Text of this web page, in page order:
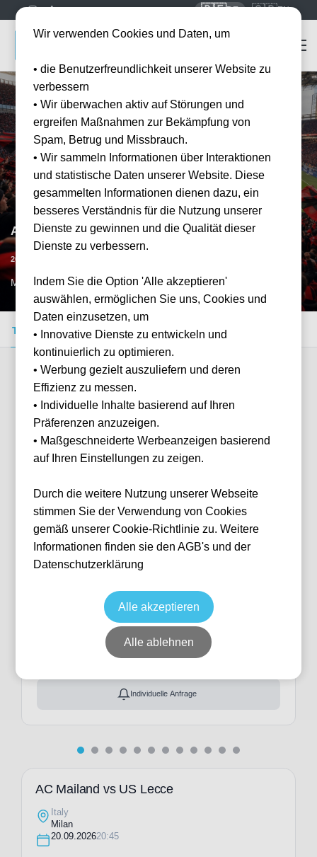
🇩🇪DE 🇬🇧EN
AC Mailand vs US Lecce
20.09.2026
MIL, IT
Tickets kaufen Event-Info FAQ
Verfügbare Kategorien (12)
Shortside Upper
20:45
10 verfügbar
Italien
Giuseppe-Meazza-Stadion
Ticket(s) + Hotel
Individuelle Anfrage
AC Mailand vs US Lecce
Italy
Milan
20.09.202620:45
Wir verwenden Cookies und Daten, um
• die Benutzerfreundlichkeit unserer Website zu
verbessern
• Wir überwachen aktiv auf Störungen und
ergreifen Maßnahmen zur Bekämpfung von
Spam, Betrug und Missbrauch.
• Wir sammeln Informationen über Interaktionen
und statistische Daten unserer Website. Diese
gesammelten Informationen dienen dazu, ein
besseres Verständnis für die Nutzung unserer
Dienste zu gewinnen und die Qualität dieser
Dienste zu verbessern.
Indem Sie die Option 'Alle akzeptieren'
auswählen, ermöglichen Sie uns, Cookies und
Daten einzusetzen, um
• Innovative Dienste zu entwickeln und
kontinuierlich zu optimieren.
• Werbung gezielt auszuliefern und deren
Effizienz zu messen.
• Individuelle Inhalte basierend auf Ihren
Präferenzen anzuzeigen.
• Maßgeschneiderte Werbeanzeigen basierend
auf Ihren Einstellungen zu zeigen.
Durch die weitere Nutzung unserer Webseite
stimmen Sie der Verwendung von Cookies
gemäß unserer Cookie-Richtlinie zu. Weitere
Informationen finden sie den AGB's und der
Datenschutzerklärung
Alle akzeptieren
Alle ablehnen